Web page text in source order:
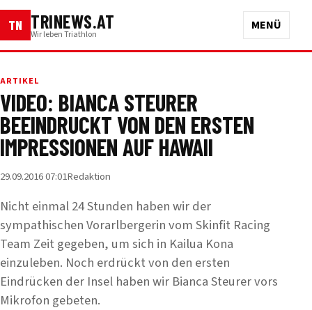
TN TRINEWS.AT
Wir leben Triathlon
MENÜ
ARTIKEL
VIDEO: BIANCA STEURER
BEEINDRUCKT VON DEN ERSTEN
IMPRESSIONEN AUF HAWAII
29.09.2016 07:01Redaktion
Nicht einmal 24 Stunden haben wir der
sympathischen Vorarlbergerin vom Skinfit Racing
Team Zeit gegeben, um sich in Kailua Kona
einzuleben. Noch erdrückt von den ersten
Eindrücken der Insel haben wir Bianca Steurer vors
Mikrofon gebeten.